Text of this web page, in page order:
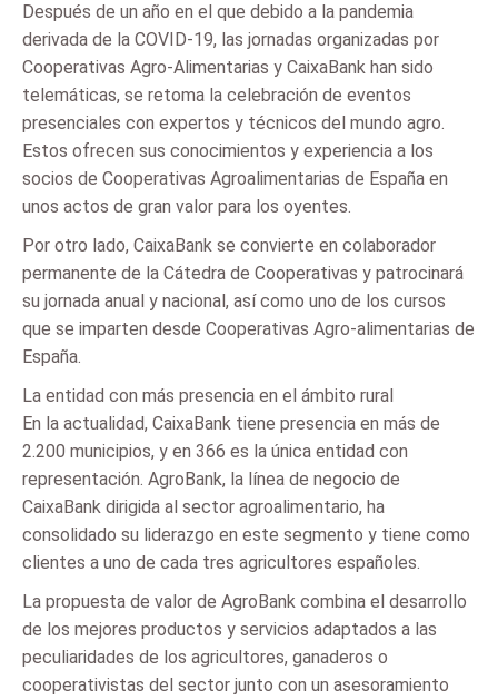
Después de un año en el que debido a la pandemia
derivada de la COVID-19, las jornadas organizadas por
Cooperativas Agro-Alimentarias y CaixaBank han sido
telemáticas, se retoma la celebración de eventos
presenciales con expertos y técnicos del mundo agro.
Estos ofrecen sus conocimientos y experiencia a los
socios de Cooperativas Agroalimentarias de España en
unos actos de gran valor para los oyentes.
Por otro lado, CaixaBank se convierte en colaborador
permanente de la Cátedra de Cooperativas y patrocinará
su jornada anual y nacional, así como uno de los cursos
que se imparten desde Cooperativas Agro-alimentarias de
España.
La entidad con más presencia en el ámbito rural
En la actualidad, CaixaBank tiene presencia en más de
2.200 municipios, y en 366 es la única entidad con
representación. AgroBank, la línea de negocio de
CaixaBank dirigida al sector agroalimentario, ha
consolidado su liderazgo en este segmento y tiene como
clientes a uno de cada tres agricultores españoles.
La propuesta de valor de AgroBank combina el desarrollo
de los mejores productos y servicios adaptados a las
peculiaridades de los agricultores, ganaderos o
cooperativistas del sector junto con un asesoramiento